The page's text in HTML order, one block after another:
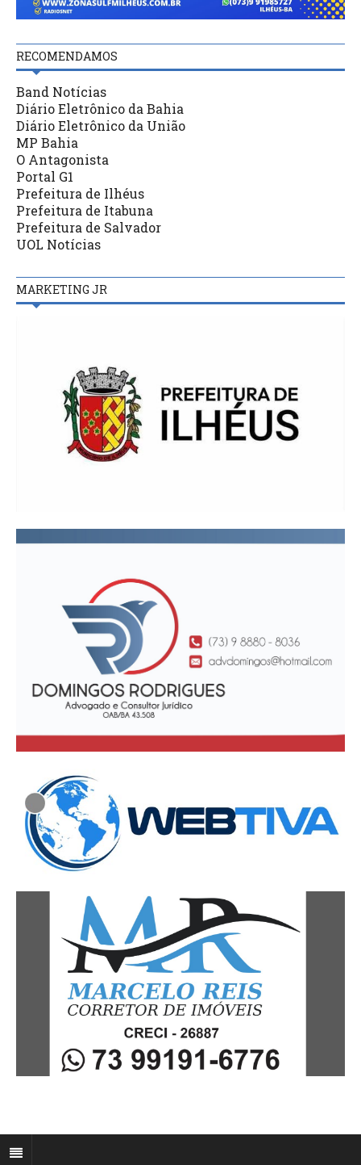
RECOMENDAMOS
Band Notícias
Diário Eletrônico da Bahia
Diário Eletrônico da União
MP Bahia
O Antagonista
Portal G1
Prefeitura de Ilhéus
Prefeitura de Itabuna
Prefeitura de Salvador
UOL Notícias
MARKETING JR